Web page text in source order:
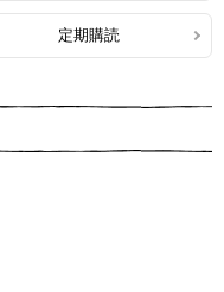
定期購読